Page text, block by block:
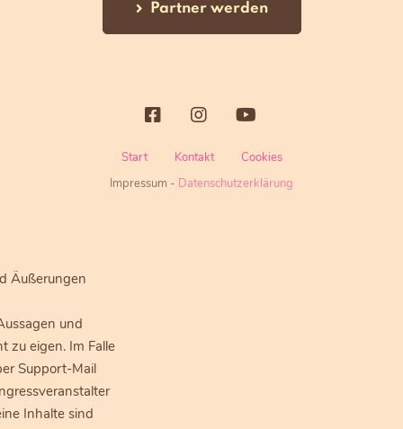
Partner werden
Start Kontakt
Cookies
Impressum - Datenschutzerklärung
Äußerungen
und
zu eigen. Im Falle
Support-Mail
Inhalte sind